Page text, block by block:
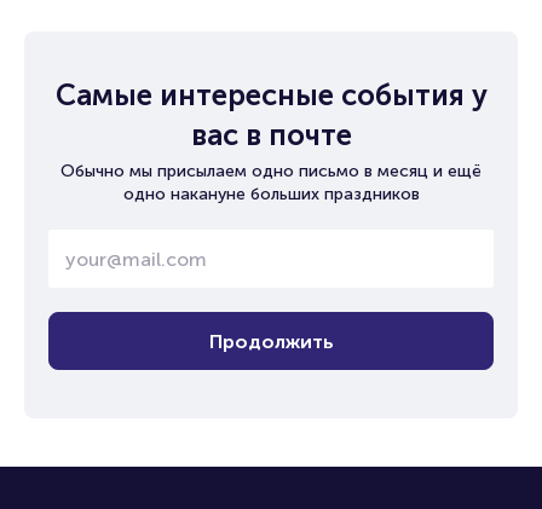
Самые интересные события у
вас в почте
Обычно мы присылаем одно письмо в месяц и ещё
одно накануне больших праздников
Продолжить